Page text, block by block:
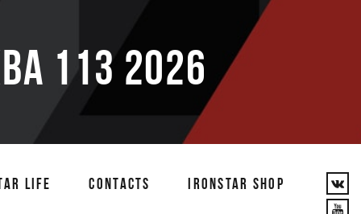
113 2026
LIFE CONTACTS IRONSTAR SHOP